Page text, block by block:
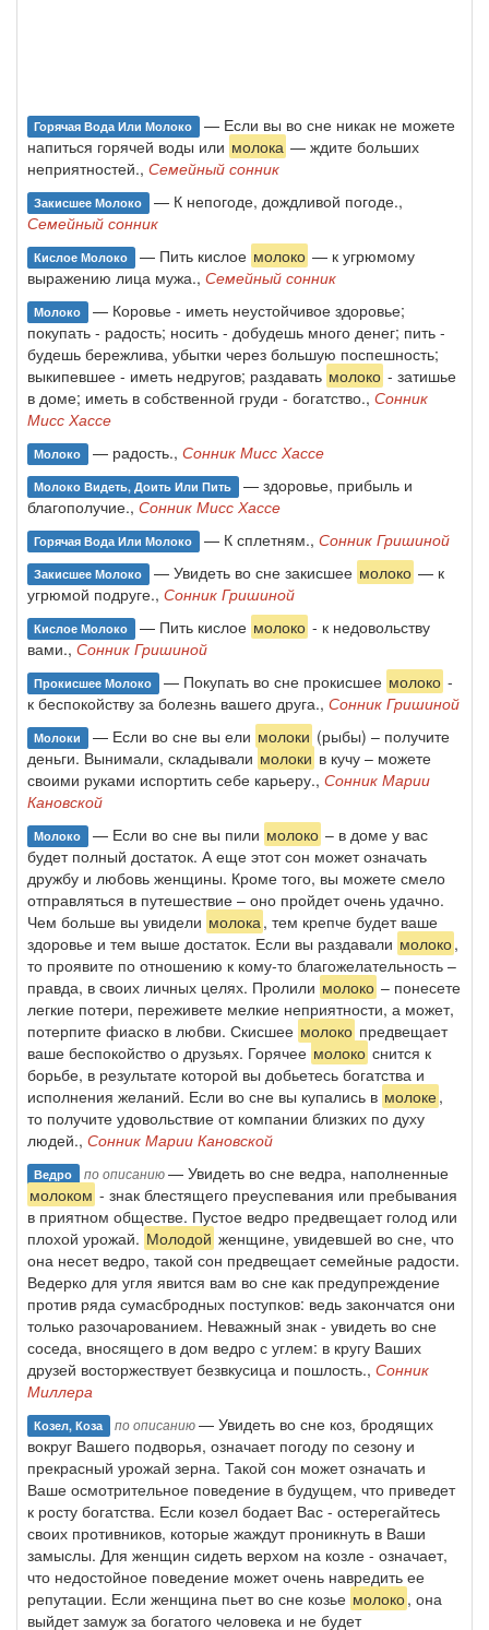
Горячая Вода Или Молоко — Если вы во сне никак не можете
напиться горячей воды или молока — ждите больших
неприятностей., Семейный сонник
Закисшее Молоко — К непогоде, дождливой погоде.,
Семейный сонник
Кислое Молоко — Пить кислое молоко — к угрюмому
выражению лица мужа., Семейный сонник
Молоко — Коровье - иметь неустойчивое здоровье;
покупать - радость; носить - добудешь много денег; пить -
будешь бережлива, убытки через большую поспешность;
выкипевшее - иметь недругов; раздавать молоко - затишье
в доме; иметь в собственной груди - богатство., Сонник
Мисс Хассе
Молоко — радость., Сонник Мисс Хассе
Молоко Видеть, Доить Или Пить — здоровье, прибыль и
благополучие., Сонник Мисс Хассе
Горячая Вода Или Молоко — К сплетням., Сонник Гришиной
Закисшее Молоко — Увидеть во сне закисшее молоко — к
угрюмой подруге., Сонник Гришиной
Кислое Молоко — Пить кислое молоко - к недовольству
вами., Сонник Гришиной
Прокисшее Молоко — Покупать во сне прокисшее молоко -
к беспокойству за болезнь вашего друга., Сонник Гришиной
Молоки — Если во сне вы ели молоки (рыбы) – получите
деньги. Вынимали, складывали молоки в кучу – можете
своими руками испортить себе карьеру., Сонник Марии
Кановской
Молоко — Если во сне вы пили молоко – в доме у вас
будет полный достаток. А еще этот сон может означать
дружбу и любовь женщины. Кроме того, вы можете смело
отправляться в путешествие – оно пройдет очень удачно.
Чем больше вы увидели молока, тем крепче будет ваше
здоровье и тем выше достаток. Если вы раздавали молоко,
то проявите по отношению к кому-то благожелательность –
правда, в своих личных целях. Пролили молоко – понесете
легкие потери, переживете мелкие неприятности, а может,
потерпите фиаско в любви. Скисшее молоко предвещает
ваше беспокойство о друзьях. Горячее молоко снится к
борьбе, в результате которой вы добьетесь богатства и
исполнения желаний. Если во сне вы купались в молоке,
то получите удовольствие от компании близких по духу
людей., Сонник Марии Кановской
Ведро по описанию— Увидеть во сне ведра, наполненные
молоком - знак блестящего преуспевания или пребывания
в приятном обществе. Пустое ведро предвещает голод или
плохой урожай. Молодой женщине, увидевшей во сне, что
она несет ведро, такой сон предвещает семейные радости.
Ведерко для угля явится вам во сне как предупреждение
против ряда сумасбродных поступков: ведь закончатся они
только разочарованием. Неважный знак - увидеть во сне
соседа, вносящего в дом ведро с углем: в кругу Ваших
друзей восторжествует безвкусица и пошлость., Сонник
Миллера
Козел, Коза по описанию— Увидеть во сне коз, бродящих
вокруг Вашего подворья, означает погоду по сезону и
прекрасный урожай зерна. Такой сон может означать и
Ваше осмотрительное поведение в будущем, что приведет
к росту богатства. Если козел бодает Вас - остерегайтесь
своих противников, которые жаждут проникнуть в Ваши
замыслы. Для женщин сидеть верхом на козле - означает,
что недостойное поведение может очень навредить ее
репутации. Если женщина пьет во сне козье молоко, она
выйдет замуж за богатого человека и не будет